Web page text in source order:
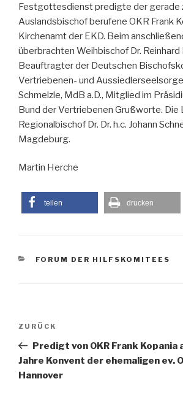
Festgottesdienst predigte der gerade
Auslandsbischof berufene OKR Frank
Kirchenamt der EKD. Beim
überbrachten Weihbischof Dr. Reinhard
Beauftragter der Deutschen
Vertriebenen- und
Schmelzle, MdB a.D., Mitglied im
Bund der Vertriebenen Grußworte. Die
Regionalbischof Dr. Dr. h.c. Johann
Magdeburg.
Martin Herche
teilen drucken
KATEGORIEN
FORUM DER HILFSKOMITEES
Beitragsnavigation
Vorheriger
Beitrag
ZURÜCK
Predigt von OKR Frank Kopania
Jahre Konvent der ehemaligen ev.
Hannover